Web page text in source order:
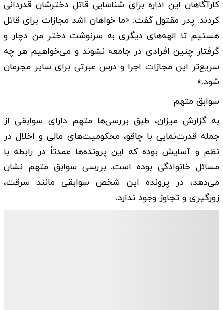
کارآگاهان این اداره برای شناسایی قاتل دخترشان قدردانی
کردند. پدر مقتول گفت: «ما خواهان اشد مجازات برای قاتل
هستیم تا الهه‌های دیگری به سرنوشت دختر من دچار و
گرفتار چنین افرادی در جامعه نشوند و می‌خواهیم هر چه
سریع‌تر این مجازات اجرا و درس عبرتی برای سایر مجرمان
شود.»
سوابق متهم
به گزارش میزان‌، طبق بررسی‌ها متهم دارای سوابقی از
جمله قدرت‌نمایی با چاقو، محکومیت‌های مالی و اخلال در
نظم و آسایش بوده که این پرونده‌ها عمدتاً در رابطه با
مسائل خانوادگی بوده است. بررسی سوابق متهم نشان
می‌دهد، در پرونده این شخص سوابقی مانند سرقت،
زورگیری و تجاوز وجود ندارد.